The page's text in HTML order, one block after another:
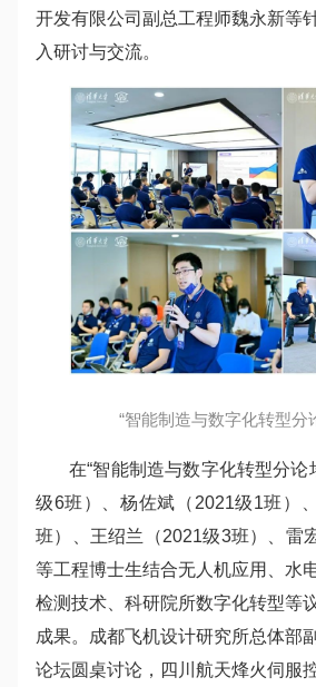
开发有限公司副总工程师魏永新等
入研讨与交流。
“智能制造与数字化转型分
在“智能制造与数字化转型分论
级6班）、杨佐斌（2021级1班）
班）、王绍兰（2021级3班）、雷
等工程博士生结合无人机应用、水
检测技术、科研院所数字化转型等
成果。成都飞机设计研究所总体部
论坛圆桌讨论，四川航天烽火伺服